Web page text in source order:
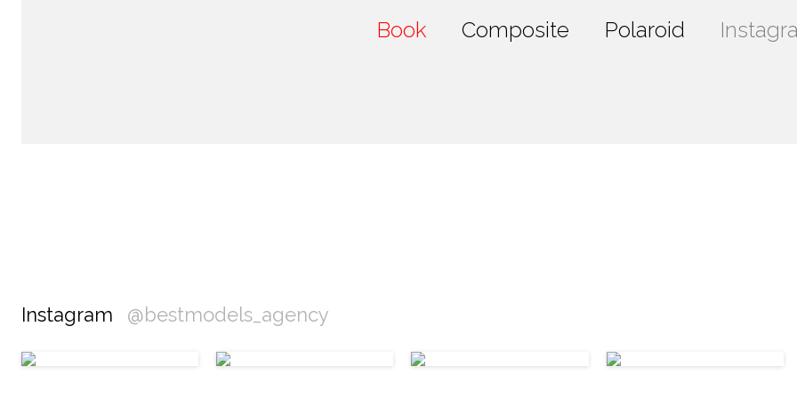
Book Composite Polaroid
Instagram @bestmodels_agency